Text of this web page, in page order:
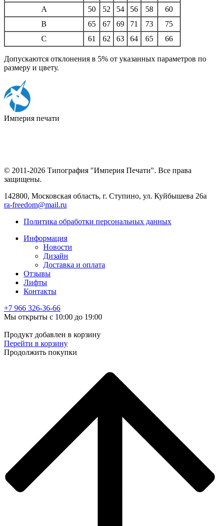
A
50 52 54 56 58
60
B
65 67 69 71 73
75
C
61 62 63 64 65 66
Допускаются отклонения в 5% от указанных параметров по
размеру и цвету.
Империя печати
© 2011-2026 Типография "Империя Печати". Все права
защищены.
142800, Московская область, г. Ступино, ул. Куйбышева 26а
ra-freedom@mail.ru
Политика обработки персональных данных
Информация
Новости
Дизайн
Доставка и оплата
Отзывы
Лифты
Контакты
+7 966 326-36-66
Мы открыты с 10:00 до 19:00
Продукт добавлен в корзину
Перейти в корзину
Продолжить покупки